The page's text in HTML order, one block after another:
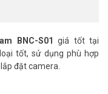
BNC-S01 giá tốt tại
tốt, sử dụng phù hợp
đặt camera.